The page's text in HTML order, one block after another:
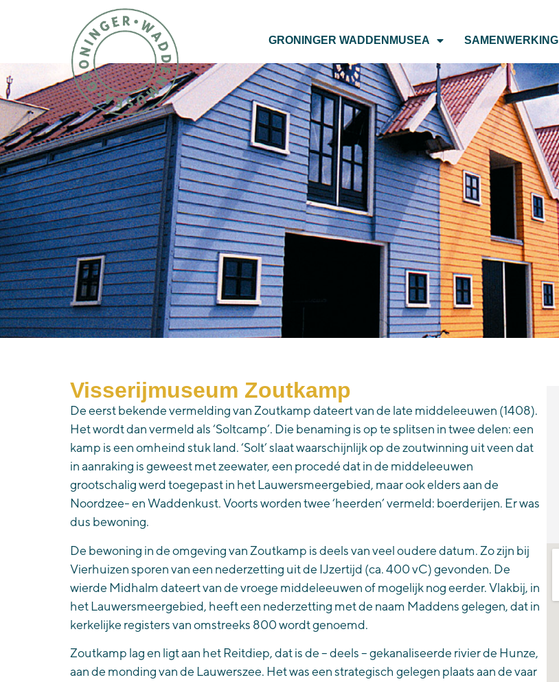
GRONINGER WADDENMUSEA SAMENWERKING
Visserijmuseum Zoutkamp
De eerst bekende vermelding van Zoutkamp dateert van de late middeleeuwen (1408).
Het wordt dan vermeld als ‘Soltcamp’. Die benaming is op te splitsen in twee delen: een
kamp is een omheind stuk land. ‘Solt’ slaat waarschijnlijk op de zoutwinning uit veen dat
in aanraking is geweest met zeewater, een procedé dat in de middeleeuwen
grootschalig werd toegepast in het Lauwersmeergebied, maar ook elders aan de
Noordzee- en Waddenkust. Voorts worden twee ‘heerden’ vermeld: boerderijen. Er was
dus bewoning.
De bewoning in de omgeving van Zoutkamp is deels van veel oudere datum. Zo zijn bij
Vierhuizen sporen van een nederzetting uit de IJzertijd (ca. 400 vC) gevonden. De
wierde Midhalm dateert van de vroege middeleeuwen of mogelijk nog eerder. Vlakbij, in
het Lauwersmeergebied, heeft een nederzetting met de naam Maddens gelegen, dat in
kerkelijke registers van omstreeks 800 wordt genoemd.
Zoutkamp lag en ligt aan het Reitdiep, dat is de – deels – gekanaliseerde rivier de Hunze,
aan de monding van de Lauwerszee. Het was een strategisch gelegen plaats aan de vaar